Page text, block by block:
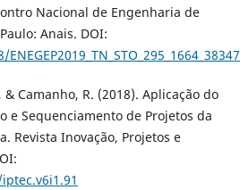
Nacional de Engenharia de
Anais. DOI:
& Camanho, R. (2018). Aplicação do
e Sequenciamento de Projetos da
Revista Inovação, Projetos e